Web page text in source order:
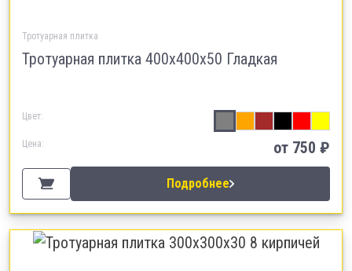
Тротуарная плитка
Тротуарная плитка 400х400х50 Гладкая
Цвет:
Цена: от 750 ₽
Подробнее